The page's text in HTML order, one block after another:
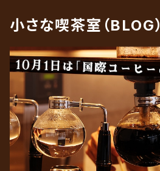
小さな喫茶室（BLOG）